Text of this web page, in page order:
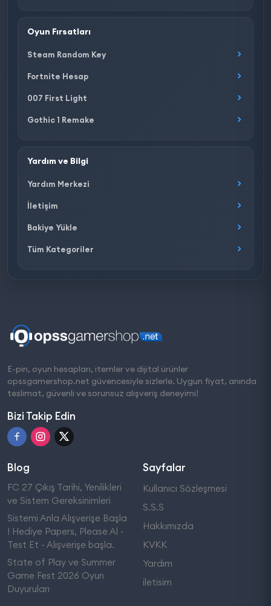
Oyun Fırsatları
Steam Random Key
Fortnite Hesap
007 First Light
Gothic 1 Remake
Yardım ve Bilgi
Yardım Merkezi
İletişim
Bakiye Yükle
Tüm Kategoriler
E-pin, oyun hesapları, itemler ve dijital ürünler
opssgamershop.net güvencesiyle sizlerle. Uygun fiyat, anında
teslimat, güvenli ve sorunsuz alışveriş deneyimi!
Bizi Takip Edin
Blog
FC 27 Çıkış Tarihi, Yenilikleri
ve Sistem Gereksinimleri
Sistemi Anla Alışverişe Başla
! Hediye Papers, Please Al -
Test Et - Alışverişe başla.
State of Play ve Summer
Game Fest 2026 Oyun
Duyuruları
Sayfalar
Kullanıcı Sözleşmesi
S.S.S
Hakkımızda
KVKK
Yardım
iletisim